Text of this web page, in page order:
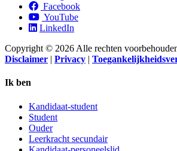
Facebook
YouTube
LinkedIn
Copyright © 2026 Alle rechten
Disclaimer | Privacy |
Ik ben
Kandidaat-student
Student
Ouder
Leerkracht secundair